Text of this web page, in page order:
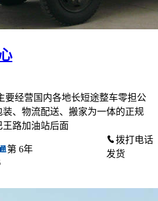
要经营国内各地长短途整车零担公
、物流配送、搬家为一体的正规
路加油站后面
第 6年
拨打电话
发货